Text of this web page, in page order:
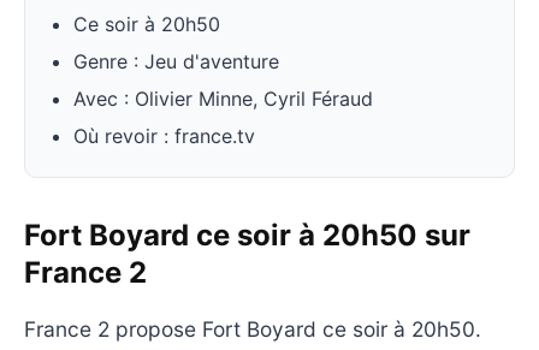
Ce soir à 20h50
Genre : Jeu d'aventure
Avec : Olivier Minne, Cyril Féraud
Où revoir : france.tv
Fort Boyard ce soir à 20h50 sur
France 2
France 2 propose Fort Boyard ce soir à 20h50.